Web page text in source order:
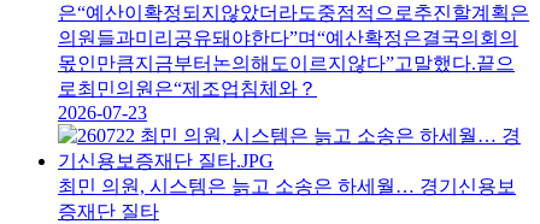
은“예산이확정되지않았더라도중점적으로추진할계획은
의원들과미리공유돼야한다”며“예산확정은결국의회의
몫인만큼지금부터논의해도이르지않다”고말했다.끝으
로최민의원은“제조업침체와？
2026-07-23
최민 의원, 시스템은 늙고 소송은 하세월… 경기신용보
증재단 질타